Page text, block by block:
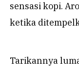
sensasi kopi.
ketika
Tarikannya